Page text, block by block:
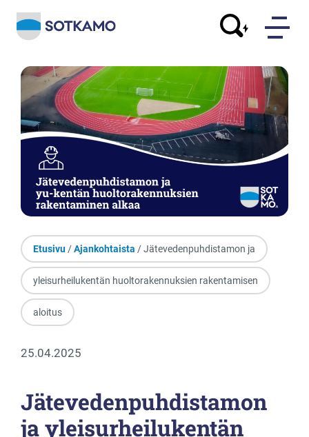
Etusivu/Ajankohtaista / Jätevedenpuhdistamon ja
yleisurheilukentän huoltorakennuksien rakentamisen
aloitus
25.04.2025
Jätevedenpuhdistamon
ja yleisurheilukentän